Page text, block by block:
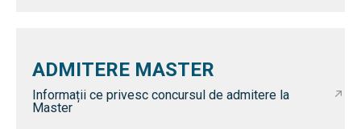
ADMITERE MASTER
Informații ce privesc concursul de admitere la
Master